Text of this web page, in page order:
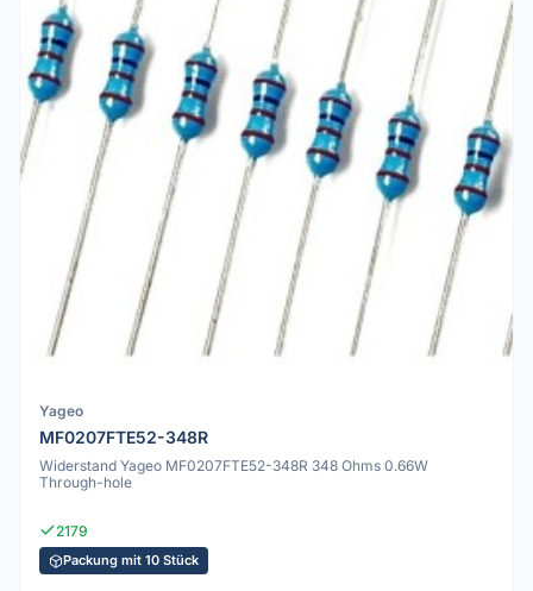
Yageo
MF0207FTE52-348R
Widerstand Yageo MF0207FTE52-348R 348 Ohms 0.66W
Through-hole
2179
Packung mit 10 Stück